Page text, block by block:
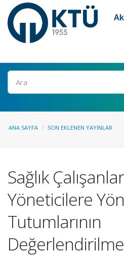
Ara
ANA SAYFA SON EKLENEN YAYINLAR
Sağlık
Yöneticilere
Tutumlarının